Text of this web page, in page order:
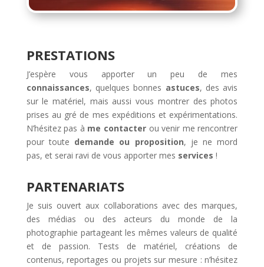
PRESTATIONS
J’espère vous apporter un peu de mes
connaissances, quelques bonnes astuces, des avis
sur le matériel, mais aussi vous montrer des photos
prises au gré de mes expéditions et expérimentations.
N’hésitez pas à me contacter ou venir me rencontrer
pour toute demande ou proposition, je ne mord
pas, et serai ravi de vous apporter mes services !
PARTENARIATS
Je suis ouvert aux collaborations avec des marques,
des médias ou des acteurs du monde de la
photographie partageant les mêmes valeurs de qualité
et de passion. Tests de matériel, créations de
contenus, reportages ou projets sur mesure : n’hésitez